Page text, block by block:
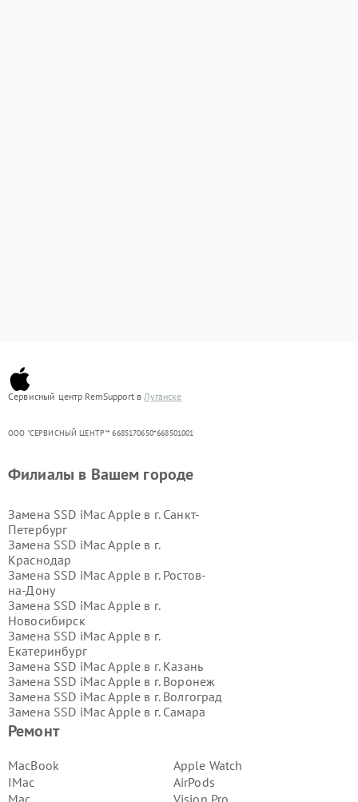
Сервисный центр RemSupport вЛуганске
ООО "СЕРВИСНЫЙ ЦЕНТР"* 6685170650*668501001
Ремонт
MacBook
IMac
Mac
Apple Watch
AirPods
Vision Pro
Филиалы в Вашем городе
Замена SSD iMac Apple в г. Санкт-
Петербург
Замена SSD iMac Apple в г.
Краснодар
Замена SSD iMac Apple в г. Ростов-
на-Дону
Замена SSD iMac Apple в г.
Новосибирск
Замена SSD iMac Apple в г.
Екатеринбург
Замена SSD iMac Apple в г. Казань
Замена SSD iMac Apple в г. Воронеж
Замена SSD iMac Apple в г. Волгоград
Замена SSD iMac Apple в г. Самара
Замена SSD iMac Apple в г.
Красноярск
Замена SSD iMac Apple в г.
Ижевск
Замена SSD iMac Apple в г.